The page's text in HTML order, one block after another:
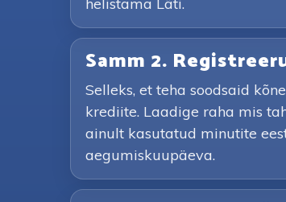
Samm 2.
Selleks, et teha soodsaid
krediite. Laadige raha mis
ainult kasutatud minutite
aegumiskuupäeva.